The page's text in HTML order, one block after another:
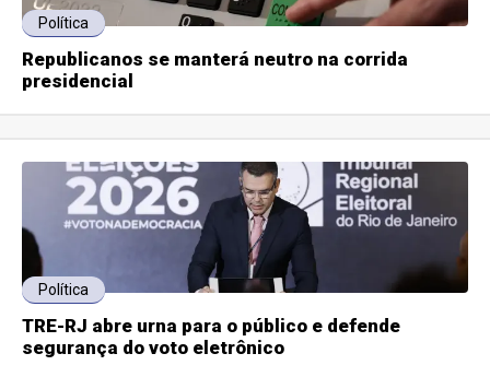
Política
Republicanos se manterá neutro na corrida
presidencial
Política
TRE-RJ abre urna para o público e defende
segurança do voto eletrônico